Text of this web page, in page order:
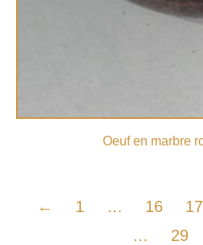
Oeuf en marbre
← 1 … 16 17
…
29